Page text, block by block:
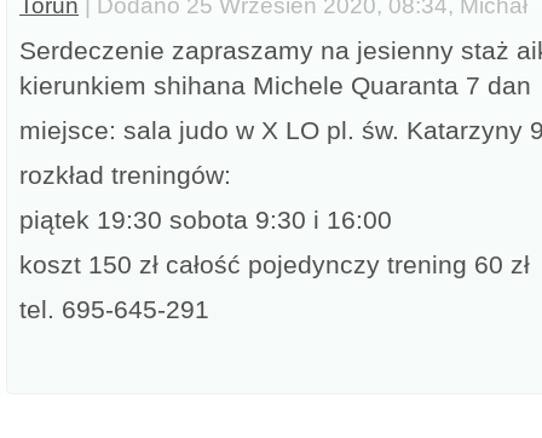
Toruń | Dodano 25 Wrzesień 2020, 08:34, Michał
Serdeczenie zapraszamy na jesienny staż
kierunkiem shihana Michele Quaranta 7 dan
miejsce: sala judo w X LO pl. św. Katarzyny
rozkład treningów:
piątek 19:30 sobota 9:30 i 16:00
koszt 150 zł całość pojedynczy trening 60 zł
tel. 695-645-291